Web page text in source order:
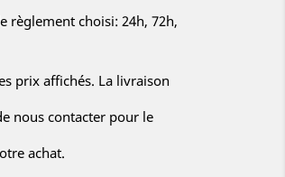
règlement choisi: 24h, 72h,
prix affichés. La livraison
nous contacter pour le
achat.